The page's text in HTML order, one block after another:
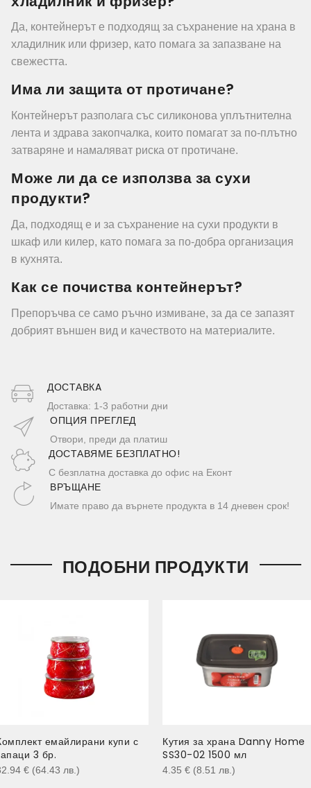
Да, контейнерът е подходящ за съхранение на храна в
хладилник или фризер, като помага за запазване на
свежестта.
Има ли защита от протичане?
Контейнерът разполага със силиконова уплътнителна
лента и здрава закопчалка, които помагат за по-плътно
затваряне и намаляват риска от протичане.
Може ли да се използва за сухи
продукти?
Да, подходящ е и за съхранение на сухи продукти в
шкаф или килер, като помага за по-добра организация
в кухнята.
Как се почиства контейнерът?
Препоръчва се само ръчно измиване, за да се запазят
добрият външен вид и качеството на материалите.
ДОСТАВКA
Доставка: 1-3 работни дни
ОПЦИЯ ПРЕГЛЕД
Отвори, преди да платиш
ДОСТАВЯМЕ БЕЗПЛАТНО!
С безплатна доставка до офис на Еконт
ВРЪЩАНЕ
Имате право да върнете продукта в 14 дневен срок!
ПОДОБНИ ПРОДУКТИ
емайлирани купи с
3 бр.
€ (64.43 лв. )
Кутия за храна Danny Home
SS30-02 1500 мл
4.35 € (8.51 лв. )